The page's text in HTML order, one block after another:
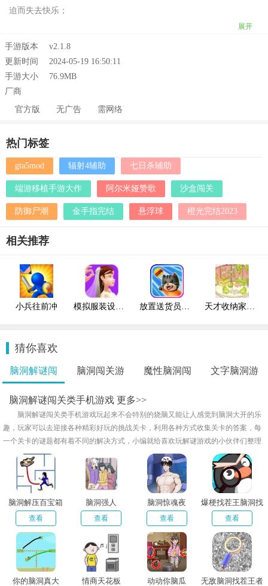
迫而失去快乐；
展开
手游版本
v2.1.8
更新时间
2024-05-19 16:50:11
手游大小
76.9MB
厂商
官方版
无广告 需网络
热门标签
gta5mod 辐射4辅助 七日杀辅助
端游移植手游大作 阿尔米娅赞歌 沙盒闯关
防御尸潮 金手指完结 悬浮球 橙光完结2023
相关推荐
小兵往前冲 模拟服装设计游戏 放置送货员游戏 天才收纳家游戏
猜你喜欢
脑洞解谜闯 脑洞闯关游 魔性脑洞闯 文字脑洞游
脑洞解谜闯关类手机游戏 更多>>
脑洞解谜闯关类手机游戏玩起来不会特别的烧脑又能让人感觉到脑洞大开的乐
趣，玩家可以去迎接各种精彩好玩的挑战关卡，利用各种方式收集关卡的答案，每
一个关卡的谜题都有着不同的解决方式，小编就给喜欢玩解谜游戏的小伙伴们整理
了脑洞解谜闯关类手机游戏大全，喜欢的朋友们欢迎来下载吧！
脑洞解压百宝箱
查看
脑洞强人
查看
脑洞惊魂夜
查看
爆梗找茬王脑洞找
茬
查看
你的脑洞真大 情商天花板 动动你脑瓜 无敌脑洞找茬王者